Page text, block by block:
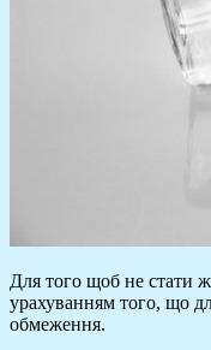
Для того щоб не стати
урахуванням того, що
обмеження.